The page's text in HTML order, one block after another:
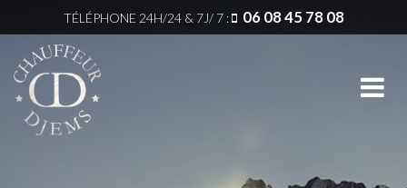
TÉLÉPHONE 24H/24 & 7J/ 7 : 06 08 45 78 08
principale
Accueil
Notre
VTC
Bron
Services
Gares
&
Aéroports